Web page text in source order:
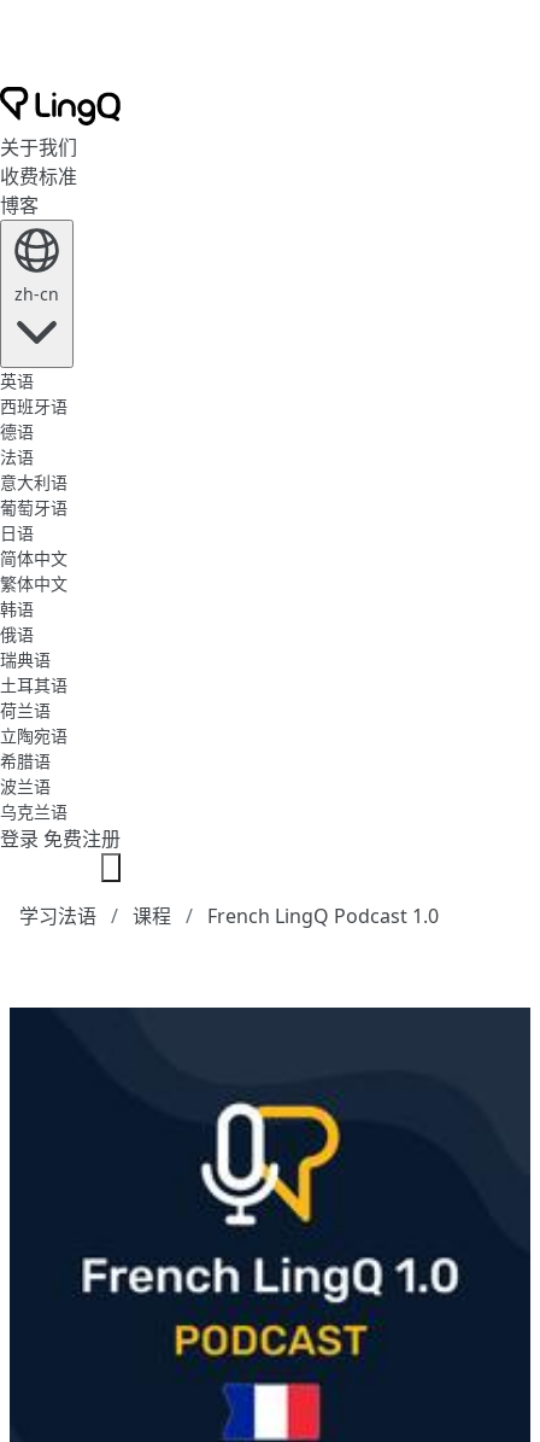
关于我们
收费标准
博客
zh-cn
英语
西班牙语
德语
法语
意大利语
葡萄牙语
日语
简体中文
繁体中文
韩语
俄语
瑞典语
土耳其语
荷兰语
立陶宛语
希腊语
波兰语
乌克兰语
登录 免费注册
学习法语 课程 French LingQ Podcast 1.0